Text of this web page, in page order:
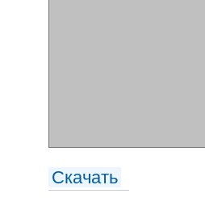
Скачать